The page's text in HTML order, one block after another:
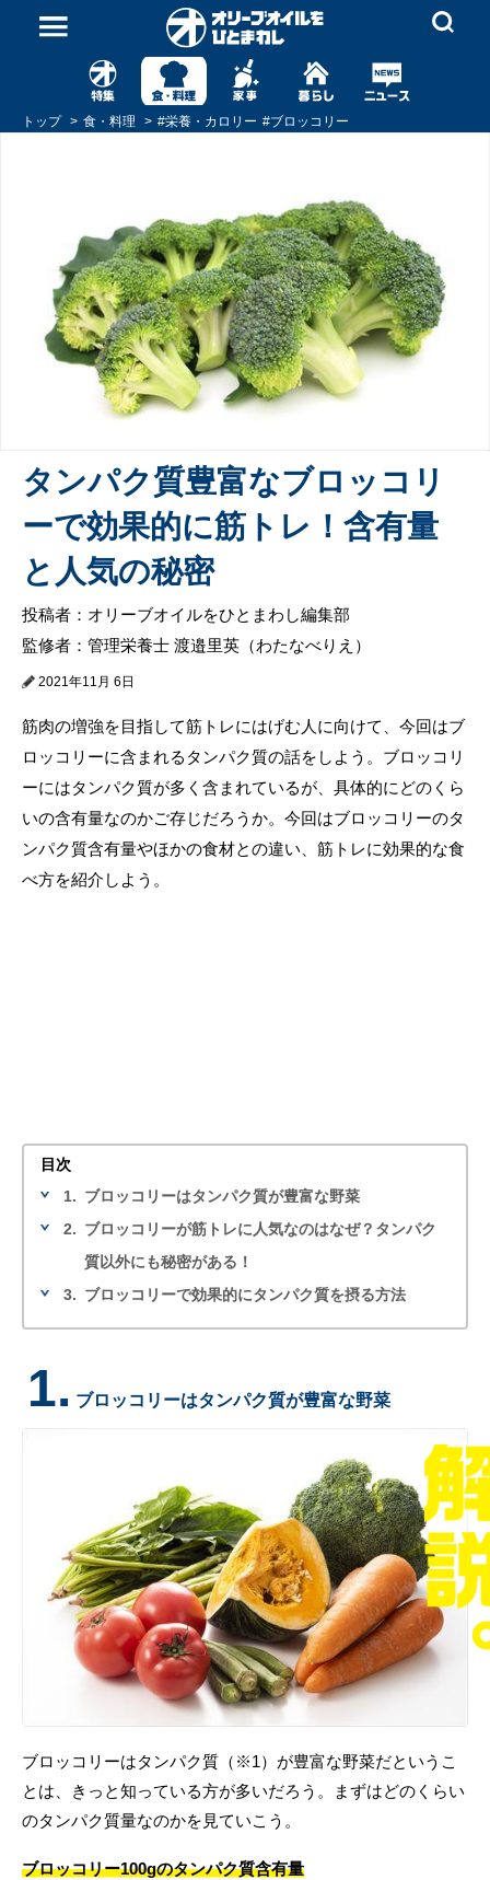
トップ 食・料理 #栄養・カロリー #ブロッコリー
タンパク質豊富なブロッコリ
ーで効果的に筋トレ！含有量
と人気の秘密
投稿者：オリーブオイルをひとまわし編集部
監修者：管理栄養士 渡邉里英（わたなべりえ）
2021年11月 6日
筋肉の増強を目指して筋トレにはげむ人に向けて、今回はブ
ロッコリーに含まれるタンパク質の話をしよう。ブロッコリ
ーにはタンパク質が多く含まれているが、具体的にどのくら
いの含有量なのかご存じだろうか。今回はブロッコリーのタ
ンパク質含有量やほかの食材との違い、筋トレに効果的な食
べ方を紹介しよう。
目次
1. ブロッコリーはタンパク質が豊富な野菜
2. ブロッコリーが筋トレに人気なのはなぜ？タンパク
質以外にも秘密がある！
3. ブロッコリーで効果的にタンパク質を摂る方法
1. ブロッコリーはタンパク質が豊富な野菜
ブロッコリーはタンパク質（※1）が豊富な野菜だというこ
とは、きっと知っている方が多いだろう。まずはどのくらい
のタンパク質量なのかを見ていこう。
ブロッコリー100gのタンパク質含有量